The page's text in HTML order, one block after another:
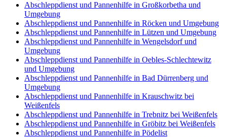
Abschleppdienst und Pannenhilfe in Großkorbetha und
Umgebung
Abschleppdienst und Pannenhilfe in Röcken und Umgebung
Abschleppdienst und Pannenhilfe in Lützen und Umgebung
Abschleppdienst und Pannenhilfe in Wengelsdorf und
Umgebung
Abschleppdienst und Pannenhilfe in Oebles-Schlechtewitz
und Umgebung
Abschleppdienst und Pannenhilfe in Bad Dürrenberg und
Umgebung
Abschleppdienst und Pannenhilfe in Krauschwitz bei
Weißenfels
Abschleppdienst und Pannenhilfe in Trebnitz bei Weißenfels
Abschleppdienst und Pannenhilfe in Gröbitz bei Weißenfels
Abschleppdienst und Pannenhilfe in Pödelist